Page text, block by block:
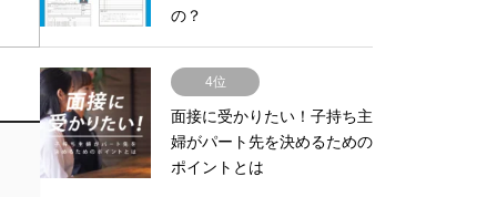
の？
4位
面接に受かりたい！子持ち主
婦がパート先を決めるための
ポイントとは